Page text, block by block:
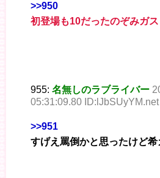
>>950
初登場も10だったのぞみガス
955: 名無しのラブライバー
05:31:09.80 ID:lJbSUyYM.net
>>951
すげえ罵倒かと思ったけど希